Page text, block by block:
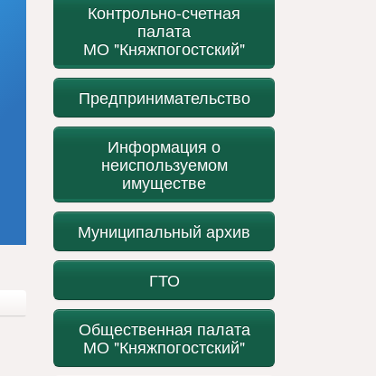
Контрольно-счетная
палата
МО "Княжпогостский"
Предпринимательство
Информация о
неиспользуемом
имуществе
Муниципальный архив
ГТО
Общественная палата
МО "Княжпогостский"